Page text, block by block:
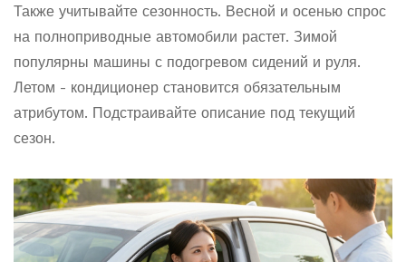
Также учитывайте сезонность. Весной и осенью спрос
на полноприводные автомобили растет. Зимой
популярны машины с подогревом сидений и руля.
Летом - кондиционер становится обязательным
атрибутом. Подстраивайте описание под текущий
сезон.